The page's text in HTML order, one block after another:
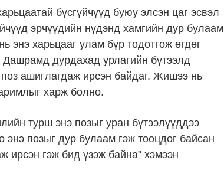
бүсгүйчүүд буюу элсэн цаг эсвэл
эрчүүдийн нүдэнд хамгийн дур булаам
энэ харьцааг улам бүр тодотгож өгдөг
дурдахад урлагийн бүтээлд
поз ашиглагдаж ирсэн байдаг. Жишээ нь
харж болно.
турш энэ позыг уран бүтээлүүддээ
энэ позыг дур булаам гэж тооцдог байсан
ирсэн гэж бид үзэж байна" хэмээн